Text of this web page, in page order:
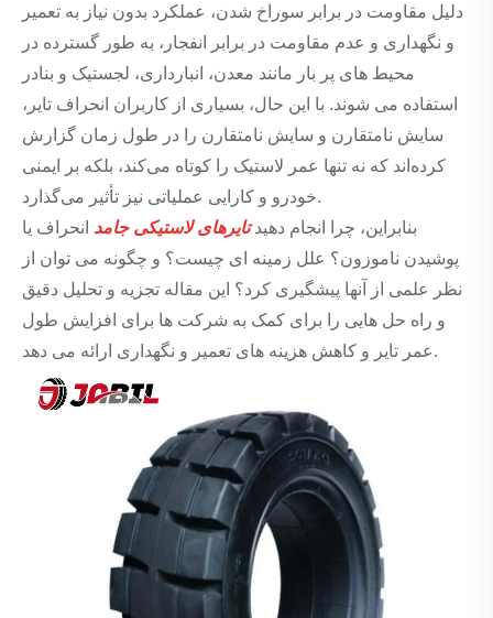
دلیل مقاومت در برابر سوراخ شدن، عملکرد بدون نیاز به تعمیر
و نگهداری و عدم مقاومت در برابر انفجار، به طور گسترده در
محیط های پر بار مانند معدن، انبارداری، لجستیک و بنادر
استفاده می شوند. با این حال، بسیاری از کاربران انحراف تایر،
سایش نامتقارن و سایش نامتقارن را در طول زمان گزارش
کرده‌اند که نه تنها عمر لاستیک را کوتاه می‌کند، بلکه بر ایمنی
خودرو و کارایی عملیاتی نیز تأثیر می‌گذارد.
بنابراین، چرا انجام دهید تایرهای لاستیکی جامد انحراف یا
پوشیدن ناموزون؟ علل زمینه ای چیست؟ و چگونه می توان از
نظر علمی از آنها پیشگیری کرد؟ این مقاله تجزیه و تحلیل دقیق
و راه حل هایی را برای کمک به شرکت ها برای افزایش طول
عمر تایر و کاهش هزینه های تعمیر و نگهداری ارائه می دهد.